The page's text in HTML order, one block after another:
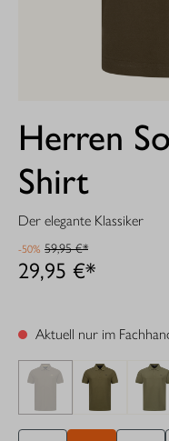
Herren
Shirt
Der elegante Klassiker
29,95 €*
-50% 59,95 €*
Aktuell nur im